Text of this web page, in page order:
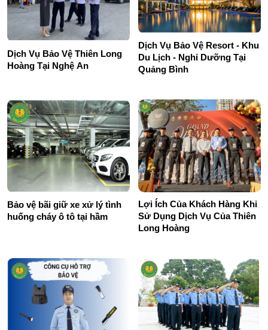
Dịch Vụ Bảo Vệ Thiên Long
Hoàng Tại Nghệ An
Dịch Vụ Bảo Vệ Resort - Khu
Du Lịch - Nghỉ Dưỡng Tại
Quảng Bình
Bảo vệ bãi giữ xe xử lý tình
huống cháy ô tô tại hầm
Lợi Ích Của Khách Hàng Khi
Sử Dụng Dịch Vụ Của Thiên
Long Hoàng